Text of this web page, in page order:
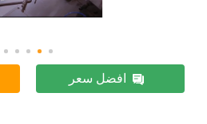
افضل سعر